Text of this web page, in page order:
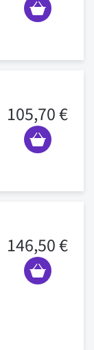
105,70 €
146,50 €